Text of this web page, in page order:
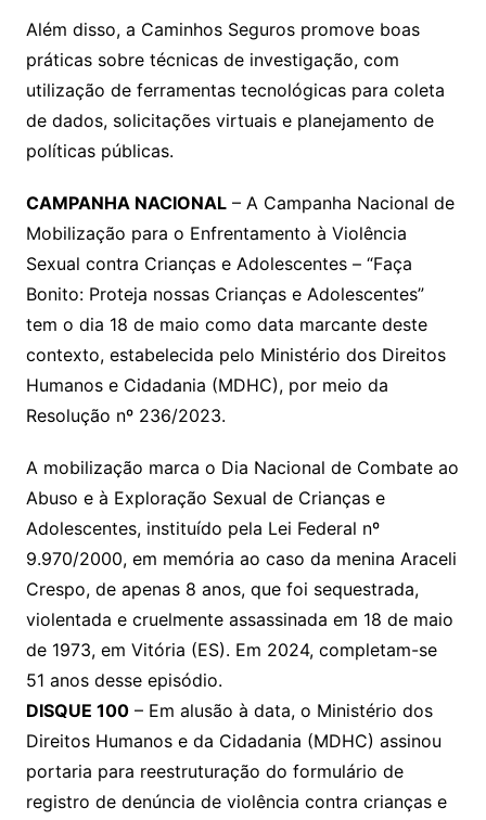
Além disso, a Caminhos Seguros promove boas
práticas sobre técnicas de investigação, com
utilização de ferramentas tecnológicas para coleta
de dados, solicitações virtuais e planejamento de
políticas públicas.
CAMPANHA NACIONAL– A Campanha Nacional de
Mobilização para o Enfrentamento à Violência
Sexual contra Crianças e Adolescentes – “Faça
Bonito: Proteja nossas Crianças e Adolescentes”
tem o dia 18 de maio como data marcante deste
contexto, estabelecida pelo Ministério dos Direitos
Humanos e Cidadania (MDHC), por meio da
Resolução nº 236/2023.
A mobilização marca o Dia Nacional de Combate ao
Abuso e à Exploração Sexual de Crianças e
Adolescentes, instituído pela Lei Federal nº
9.970/2000, em memória ao caso da menina Araceli
Crespo, de apenas 8 anos, que foi sequestrada,
violentada e cruelmente assassinada em 18 de maio
de 1973, em Vitória (ES). Em 2024, completam-se
DISQUE 100– Em alusão à data, o Ministério dos
Direitos Humanos e da Cidadania (MDHC) assinou
portaria para reestruturação do formulário de
registro de denúncia de violência contra crianças e